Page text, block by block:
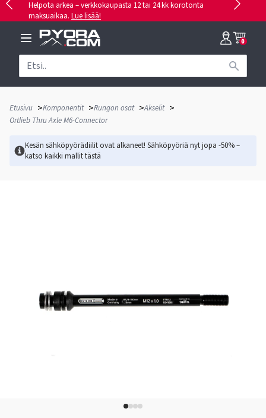
Helpota arkea – verkkokaupasta 12 tai 24 kk korotonta
maksuaikaa. Lue lisää!
0
Etusivu >Komponentit >Rungon osat >Akselit >
Ortlieb Thru Axle M6-Connector
Kesän sähköpyörädiilit ovat alkaneet! Sähköpyöriä nyt jopa -50% –
katso kaikki mallittästä